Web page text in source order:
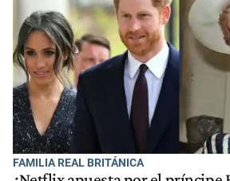
FAMILIA REAL BRITÁNICA